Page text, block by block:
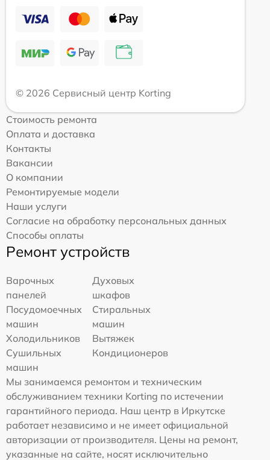
© 2026 Сервисный центр Korting
Стоимость ремонта
Оплата и доставка
Контакты
Вакансии
О компании
Ремонтируемые модели
Наши услуги
Согласие на обработку персональных данных
Способы оплаты
Ремонт устройств
Варочных
панелей
Духовых
шкафов
Посудомоечных
машин
Стиральных
машин
Холодильников
Вытяжек
Сушильных
машин
Кондиционеров
Мы занимаемся ремонтом и техническим
обслуживанием техники Korting по истечении
гарантийного периода. Наш центр в Иркутске
работает независимо и не имеет официальной
авторизации от производителя. Цены на ремонт,
указанные на сайте, носят исключительно